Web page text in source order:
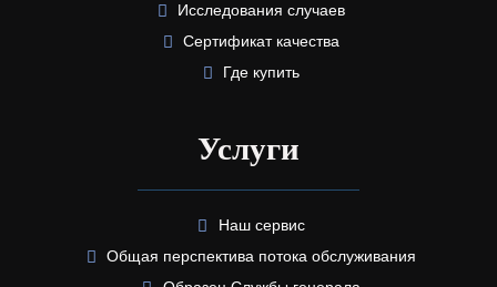
Исследования случаев
Сертификат качества
Где купить
Услуги
Наш сервис
Общая перспектива потока обслуживания